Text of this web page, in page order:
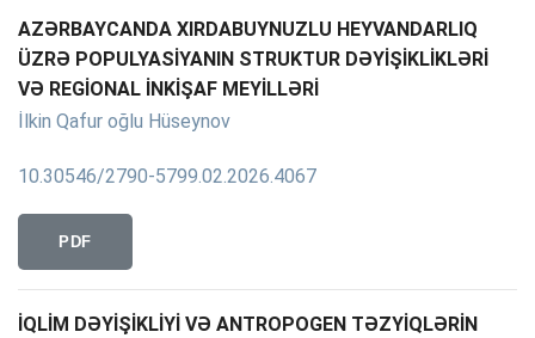
AZƏRBAYCANDA XIRDABUYNUZLU HEYVANDARLIQ
ÜZRƏ POPULYASİYANIN STRUKTUR DƏYİŞİKLİKLƏRİ
VƏ REGİONAL İNKİŞAF MEYİLLƏRİ
İlkin Qafur oğlu Hüseynov
10.30546/2790-5799.02.2026.4067
PDF
İQLİM DƏYİŞİKLİYİ VƏ ANTROPOGEN TƏZYİQLƏRİN